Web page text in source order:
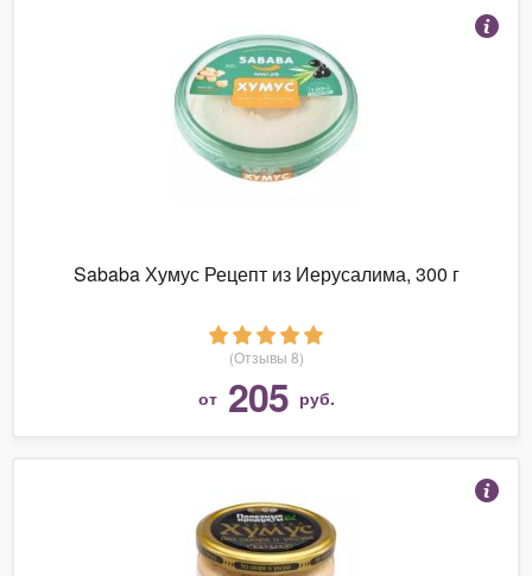
Sababa Хумус Рецепт из Иерусалима, 300 г
(Отзывы 8)
от 205 руб.